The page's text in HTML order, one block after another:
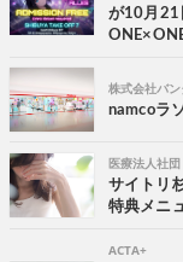
が10月21
株式会社バ
namcoラ
医療法人社
サイトリ
特典メニ
ACTA+